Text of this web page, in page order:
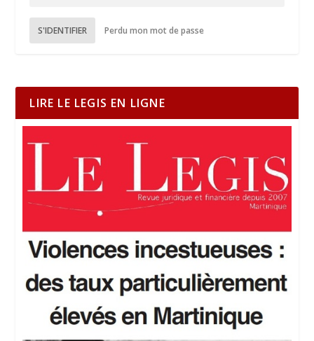
S'IDENTIFIER Perdu mon mot de passe
LIRE LE LEGIS EN LIGNE